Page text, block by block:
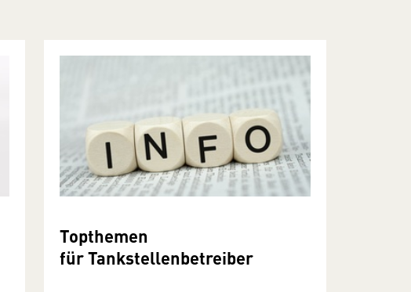
Topthemen
für Tankstellenbetreiber